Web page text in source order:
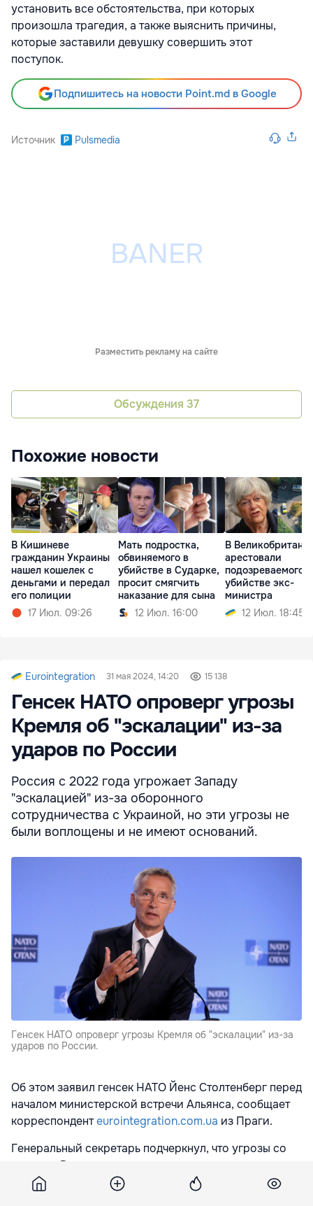
установить все обстоятельства, при которых
произошла трагедия, а также выяснить причины,
которые заставили девушку совершить этот
поступок.
Подпишитесь на новости Point.md в Google
Источник Pulsmedia
Разместить рекламу на сайте
Обсуждения 37
Похожие новости
В Кишиневе
гражданин Украины
нашел кошелек с
деньгами и передал
его полиции
17 Июл. 09:26
Мать подростка,
обвиняемого в
убийстве в Сударке,
просит смягчить
наказание для сына
12 Июл. 16:00
В
арестовали
подозреваемого в
убийстве экс-
министра
12 Июл. 18:45
Eurointegration 31 мая 2024, 14:20 15 138
Генсек НАТО опроверг угрозы
Кремля об "эскалации" из-за
ударов по России
Россия с 2022 года угрожает Западу
"эскалацией" из-за оборонного
сотрудничества с Украиной, но эти угрозы не
были воплощены и не имеют оснований.
Генсек НАТО опроверг угрозы Кремля об "эскалации" из-за
ударов по России.
Об этом заявил генсек НАТО Йенс Столтенберг перед
началом министерской встречи Альянса, сообщает
корреспондентeurointegration.com.ua из Праги.
Генеральный секретарь подчеркнул, что угрозы со
стороны России не являются чем-то принципиально
новым.